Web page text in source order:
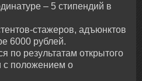
– 5 стипендий в
стажеров, адъюнктов
6000 рублей.
по результатам открытого
с положением о